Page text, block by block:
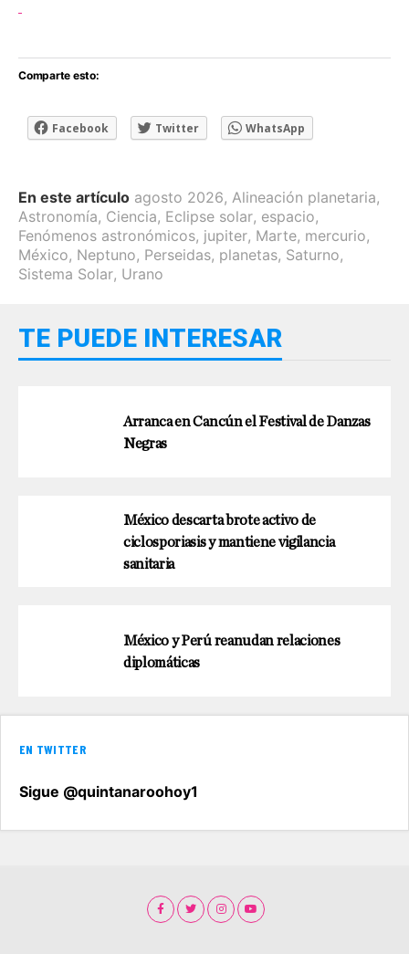
Comparte esto:
Facebook Twitter WhatsApp
En este artículo agosto 2026, Alineación planetaria,
Astronomía, Ciencia, Eclipse solar, espacio,
Fenómenos astronómicos, jupiter, Marte, mercurio,
México, Neptuno, Perseidas, planetas, Saturno,
Sistema Solar, Urano
TE PUEDE INTERESAR
Arranca en Cancún el Festival de Danzas
Negras
México descarta brote activo de
ciclosporiasis y mantiene vigilancia
sanitaria
México y Perú reanudan relaciones
diplomáticas
EN TWITTER
Sigue @quintanaroohoy1